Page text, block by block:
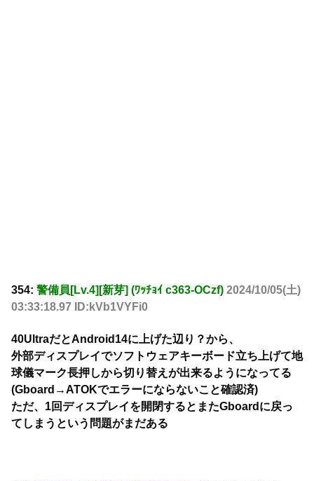
354: 警備員[Lv.4][新芽] (ﾜｯﾁｮｲ c363-OCzf) 2024/10/05(土)
03:33:18.97 ID:kVb1VYFi0
40UltraだとAndroid14に上げた辺り？から、
外部ディスプレイでソフトウェアキーボード立ち上げて地
球儀マーク長押しから切り替えが出来るようになってる
(Gboard→ATOKでエラーにならないこと確認済)
ただ、1回ディスプレイを開閉するとまたGboardに戻っ
てしまうという問題がまだある